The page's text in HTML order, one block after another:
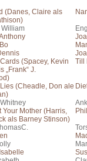
(Danes, Claire als
William
(Spacey, Kevin
„Frank“ J.
Till
(Cheadle, Don ale
Your Mother (Harris,
als Barney Stinson)